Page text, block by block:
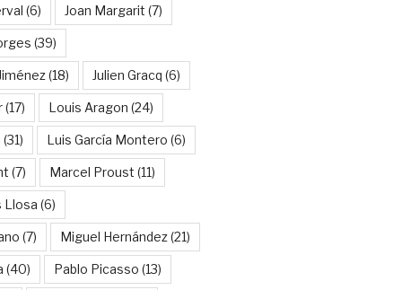
(6) Joan Margarit (7)
(39)
(18) Julien Gracq (6)
(17) Louis Aragon (24)
(31) Luis García Montero (6)
(7) Marcel Proust (11)
Llosa (6)
(7) Miguel Hernández(21)
(40) Pablo Picasso (13)